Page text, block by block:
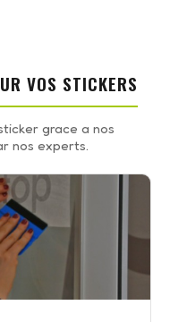
VOS STICKERS
grace a nos
nos experts.